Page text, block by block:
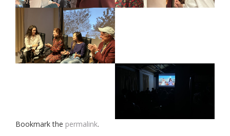
Bookmark the permalink.